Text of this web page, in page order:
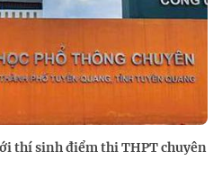
thí sinh điểm thi THPT chuyên